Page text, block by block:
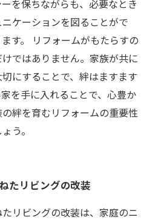
を保ちながらも、必要なとき
ケーションを図ることがで
す。 リフォームがもたらすの
ではありません。家族が共に
にすることで、絆はますます
を手に入れることで、心豊か
絆を育むリフォームの重要性
う。
たリビングの改装
リビングの改装は、家庭のニ